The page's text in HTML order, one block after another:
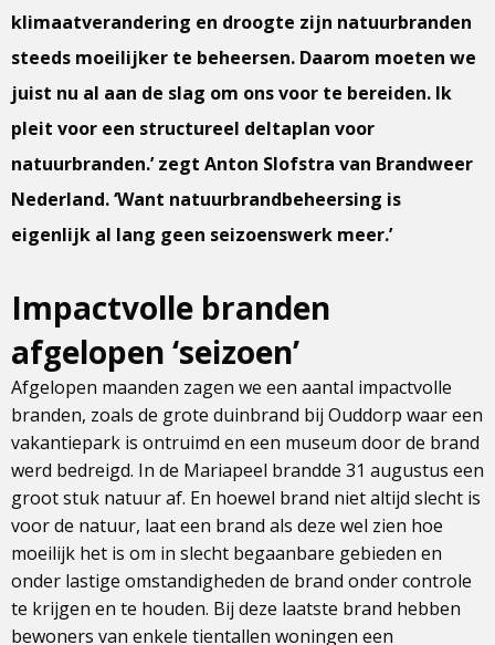
klimaatverandering en droogte zijn natuurbranden
steeds moeilijker te beheersen. Daarom moeten we
juist nu al aan de slag om ons voor te bereiden. Ik
pleit voor een structureel deltaplan voor
natuurbranden.’ zegt Anton Slofstra van Brandweer
Nederland. ‘Want natuurbrandbeheersing is
eigenlijk al lang geen seizoenswerk meer.’
Impactvolle branden
afgelopen ‘seizoen’
Afgelopen maanden zagen we een aantal impactvolle
branden, zoals de grote duinbrand bij Ouddorp waar een
vakantiepark is ontruimd en een museum door de brand
werd bedreigd. In de Mariapeel brandde 31 augustus een
groot stuk natuur af. En hoewel brand niet altijd slecht is
voor de natuur, laat een brand als deze wel zien hoe
moeilijk het is om in slecht begaanbare gebieden en
onder lastige omstandigheden de brand onder controle
te krijgen en te houden. Bij deze laatste brand hebben
bewoners van enkele tientallen woningen een